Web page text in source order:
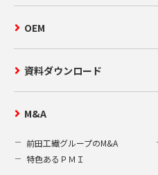
OEM
資料ダウンロード
M&A
前田工繊グループのM&A
特色あるＰＭＩ